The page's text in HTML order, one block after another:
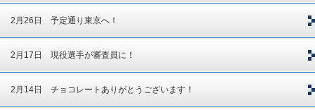
2月26日 予定通り東京へ！
2月17日 現役選手が審査員に！
2月14日 チョコレートありがとうございます！